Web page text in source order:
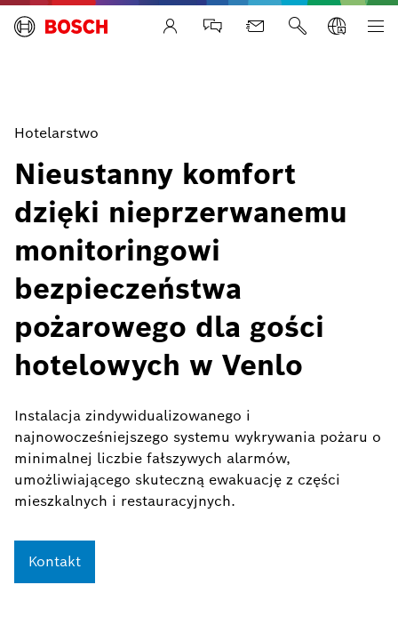
Life Safety Systems
Hotelarstwo
Nieustanny komfort
dzięki nieprzerwanemu
monitoringowi
bezpieczeństwa
pożarowego dla gości
hotelowych w Venlo
Instalacja zindywidualizowanego i
najnowocześniejszego systemu wykrywania pożaru o
minimalnej liczbie fałszywych alarmów,
umożliwiającego skuteczną ewakuację z części
mieszkalnych i restauracyjnych.
Kontakt